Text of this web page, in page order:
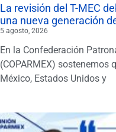
La revisión del T-MEC
una nueva generación
5 agosto, 2026
En la Confederación
(COPARMEX) sostenemos
México, Estados Unidos y